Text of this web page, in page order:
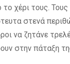
χέρι τους.
στενά
να ζητάνε
στην πάταξη